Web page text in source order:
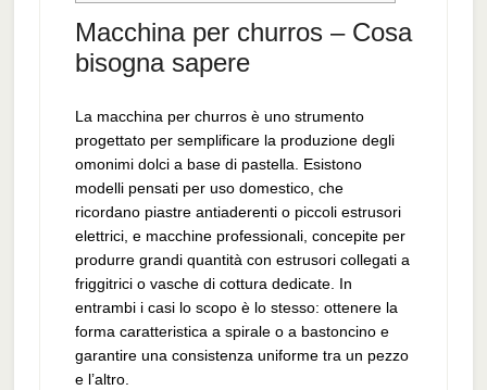
Macchina per churros​ – Cosa
bisogna sapere
La macchina per churros è uno strumento
progettato per semplificare la produzione degli
omonimi dolci a base di pastella. Esistono
modelli pensati per uso domestico, che
ricordano piastre antiaderenti o piccoli estrusori
elettrici, e macchine professionali, concepite per
produrre grandi quantità con estrusori collegati a
friggitrici o vasche di cottura dedicate. In
entrambi i casi lo scopo è lo stesso: ottenere la
forma caratteristica a spirale o a bastoncino e
garantire una consistenza uniforme tra un pezzo
e l’altro.